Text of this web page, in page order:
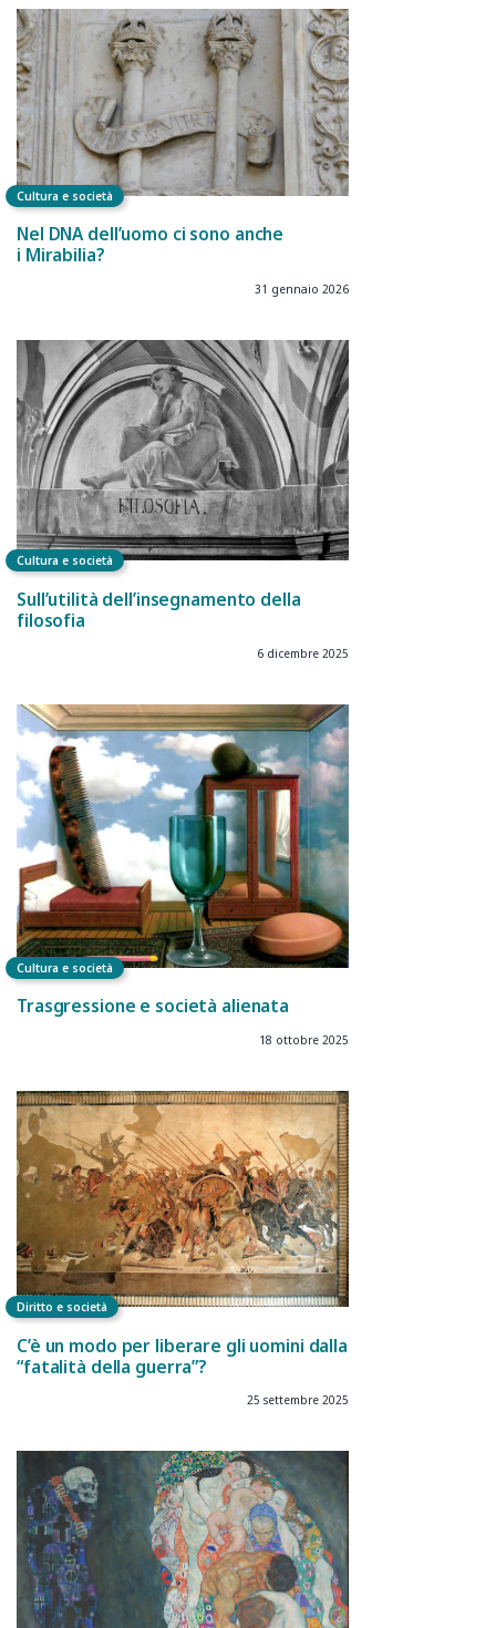
Cultura e società
Nel DNA dell’uomo ci sono anche
i Mirabilia?
31 gennaio 2026
Cultura e società
Sull’utilità dell’insegnamento della
filosofia
6 dicembre 2025
Cultura e società
Trasgressione e società alienata
18 ottobre 2025
Diritto e società
C’è un modo per liberare gli uomini dalla
“fatalità della guerra”?
25 settembre 2025